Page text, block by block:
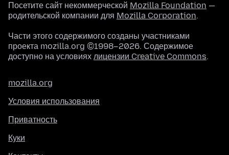
Посетите сайт некоммерческой Mozilla Foundation —
родительской компании для Mozilla Corporation.
Части этого содержимого созданы участниками
проекта mozilla.org ©1998–2026. Содержимое
доступно на условиях лицензии Creative Commons.
mozilla.org
Условия использования
Приватность
Куки